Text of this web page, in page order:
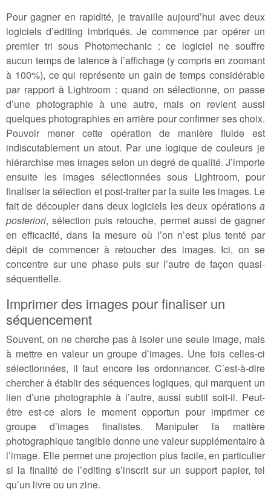
Pour gagner en rapidité, je travaille aujourd’hui avec deux
logiciels d’editing imbriqués. Je commence par opérer un
premier tri sous Photomechanic : ce logiciel ne souffre
aucun temps de latence à l’affichage (y compris en zoomant
à 100%), ce qui représente un gain de temps considérable
par rapport à Lightroom : quand on sélectionne, on passe
d’une photographie à une autre, mais on revient aussi
quelques photographies en arrière pour confirmer ses choix.
Pouvoir mener cette opération de manière fluide est
indiscutablement un atout. Par une logique de couleurs je
hiérarchise mes images selon un degré de qualité. J’importe
ensuite les images sélectionnées sous Lightroom, pour
finaliser la sélection et post-traiter par la suite les images. Le
fait de découpler dans deux logiciels les deux opérations a
posteriori, sélection puis retouche, permet aussi de gagner
en efficacité, dans la mesure où l’on n’est plus tenté par
dépit de commencer à retoucher des images. Ici, on se
concentre sur une phase puis sur l’autre de façon quasi-
séquentielle.
Imprimer des images pour finaliser un
séquencement
Souvent, on ne cherche pas à isoler une seule image, mais
à mettre en valeur un groupe d’images. Une fois celles-ci
sélectionnées, il faut encore les ordonnancer. C’est-à-dire
chercher à établir des séquences logiques, qui marquent un
lien d’une photographie à l’autre, aussi subtil soit-il. Peut-
être est-ce alors le moment opportun pour imprimer ce
groupe d’images finalistes. Manipuler la matière
photographique tangible donne une valeur supplémentaire à
l’image. Elle permet une projection plus facile, en particulier
si la finalité de l’editing s’inscrit sur un support papier, tel
qu’un livre ou un zine.